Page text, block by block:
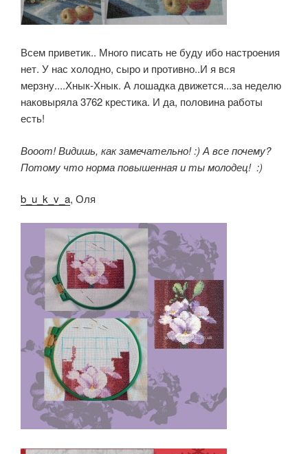
Всем приветик.. Много писать не буду ибо настроения
нет. У нас холодно, сыро и противно..И я вся
мерзну....Хнык-Хнык. А лошадка движется...за неделю
наковыряла 3762 крестика. И да, половина работы
есть!
Вооот! Видишь, как замечательно! :) А все почему?
Потому что норма повышенная и ты молодец! :)
b_u_k_v_a, Оля